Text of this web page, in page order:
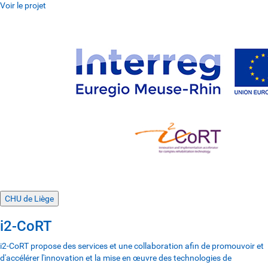
Voir le projet
CHU de Liège
i2-CoRT
i2-CoRT propose des services et une collaboration afin de promouvoir et
d'accélérer l'innovation et la mise en œuvre des technologies de